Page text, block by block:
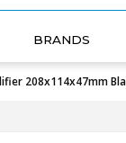
BRANDS
208x114x47mm